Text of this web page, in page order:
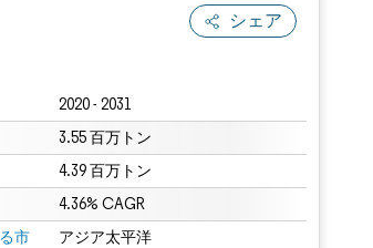
シェア
2020 - 2031
3.55 百万トン
4.39 百万トン
4.36% CAGR
市
アジア太平洋